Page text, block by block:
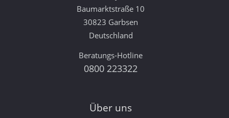
Baumarktstraße 10
30823 Garbsen
Deutschland
Beratungs-Hotline
0800 223322
Über uns